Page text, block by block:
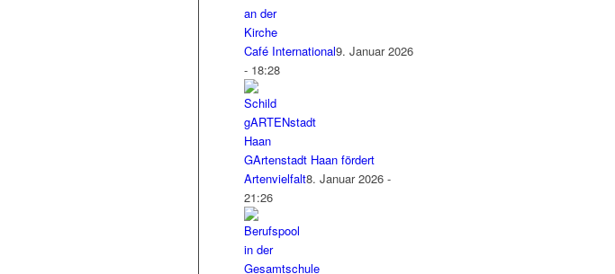
Café International9. Januar 2026
- 18:28
GArtenstadt Haan fördert
Artenvielfalt8. Januar 2026 -
21:26